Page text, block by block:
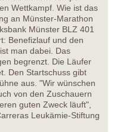
Wettkampf. Wie ist das
an Münster-Marathon
Münster BLZ 401
Benefizlauf und den
man dabei. Das
begrenzt. Die Läufer
Den Startschuss gibt
aus. "Wir wünschen
von den Zuschauern
guten Zweck läuft",
Leukämie-Stiftung